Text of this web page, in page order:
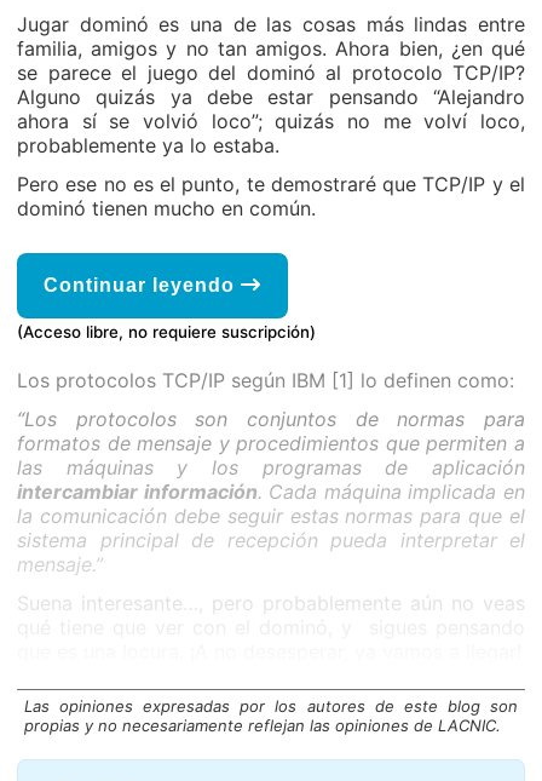
Jugar dominó es una de las cosas más lindas entre
familia, amigos y no tan amigos. Ahora bien, ¿en qué
se parece el juego del dominó al protocolo TCP/IP?
Alguno quizás ya debe estar pensando “Alejandro
ahora sí se volvió loco”; quizás no me volví loco,
probablemente ya lo estaba.
Pero ese no es el punto, te demostraré que TCP/IP y el
dominó tienen mucho en común.
Continuar leyendo
(Acceso libre, no requiere suscripción)
Los protocolos TCP/IP según IBM [1] lo definen como:
“Los protocolos son conjuntos de normas para
formatos de mensaje y procedimientos que permiten a
las máquinas y los programas de aplicación
intercambiar información. Cada máquina implicada en
la comunicación debe seguir estas normas para que el
sistema principal de recepción pueda interpretar el
mensaje.”
Suena interesante…, pero probablemente aún no veas
Las opiniones expresadas por los autores de este blog son
propias y no necesariamente reflejan las opiniones de LACNIC.